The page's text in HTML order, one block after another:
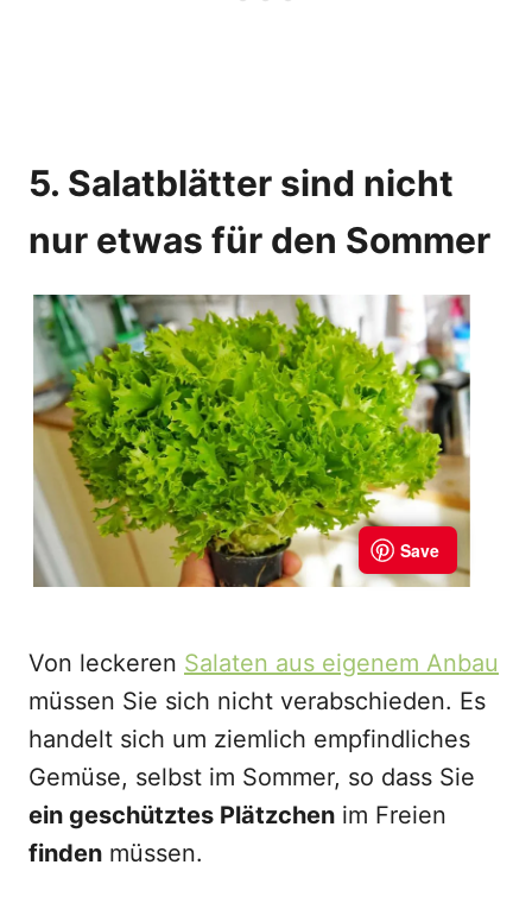
5. Salatblätter sind nicht
nur etwas für den Sommer
Von leckeren Salaten aus eigenem Anbau
müssen Sie sich nicht verabschieden. Es
handelt sich um ziemlich empfindliches
Gemüse, selbst im Sommer, so dass Sie
ein geschütztes Plätzchen im Freien
finden müssen.